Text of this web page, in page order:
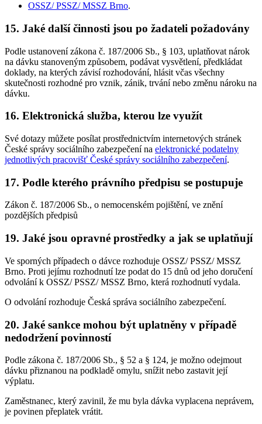
OSSZ/ PSSZ/ MSSZ Brno.
15. Jaké další činnosti jsou po žadateli požadovány
Podle ustanovení zákona č. 187/2006 Sb., § 103, uplatňovat nárok
na dávku stanoveným způsobem, podávat vysvětlení, předkládat
doklady, na kterých závisí rozhodování, hlásit včas všechny
skutečnosti rozhodné pro vznik, zánik, trvání nebo změnu nároku na
dávku.
16. Elektronická služba, kterou lze využít
Své dotazy můžete posílat prostřednictvím internetových stránek
České správy sociálního zabezpečení na elektronické podatelny
jednotlivých pracovišť České správy sociálního zabezpečení.
17. Podle kterého právního předpisu se postupuje
Zákon č. 187/2006 Sb., o nemocenském pojištění, ve znění
pozdějších předpisů
19. Jaké jsou opravné prostředky a jak se uplatňují
Ve sporných případech o dávce rozhoduje OSSZ/ PSSZ/ MSSZ
Brno. Proti jejímu rozhodnutí lze podat do 15 dnů od jeho doručení
odvolání k OSSZ/ PSSZ/ MSSZ Brno, která rozhodnutí vydala.
O odvolání rozhoduje Česká správa sociálního zabezpečení.
20. Jaké sankce mohou být uplatněny v případě
nedodržení povinností
Podle zákona č. 187/2006 Sb., § 52 a § 124, je možno odejmout
dávku přiznanou na podkladě omylu, snížit nebo zastavit její
výplatu.
Zaměstnanec, který zavinil, že mu byla dávka vyplacena neprávem,
je povinen přeplatek vrátit.